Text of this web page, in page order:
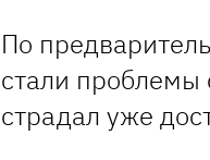
По
стали проблемы
страдал уже